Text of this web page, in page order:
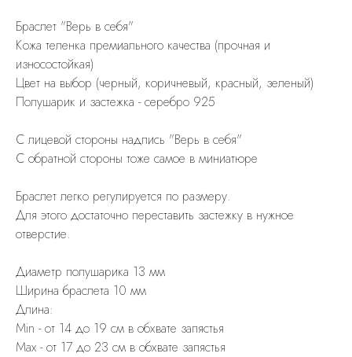
Браслет "Верь в себя"
Кожа теленка премиального качества (прочная и
износостойкая)
Цвет на выбор (черный, коричневый, красный, зеленый)
Полушарик и застежка - серебро 925
С лицевой стороны надпись "Верь в себя"
С обратной стороны тоже самое в миниатюре
Браслет легко регулируется по размеру.
Для этого достаточно переставить застежку в нужное
отверстие.
Диаметр полушарика 13 мм
Ширина браслета 10 мм
Длина:
Min - от 14 до 19 см в обхвате запястья
Max - от 17 до 23 см в обхвате запястья